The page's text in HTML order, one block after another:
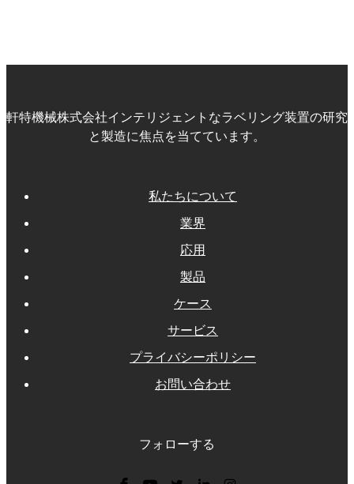
軒特機械株式会社インテリジェントなラベリング装置の研究
と製造に焦点を当てています。
私たちについて
業界
応用
製品
ケース
サービス
プライバシーポリシー
お問い合わせ
フォローする